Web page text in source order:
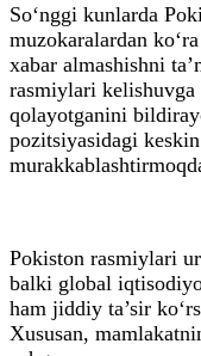
So‘nggi kunlarda
muzokaralardan
xabar almashishni
rasmiylari
qolayotganini
pozitsiyasidagi
Pokiston rasmiylari
balki global
ham jiddiy ta’sir
Xususan,